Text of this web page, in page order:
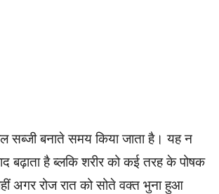
सब्जी बनाते समय किया जाता है। यह न
बढ़ाता है ब्लकि शरीर को कई तरह के पोषक
अगर रोज रात को सोते वक्त भुना हुआ